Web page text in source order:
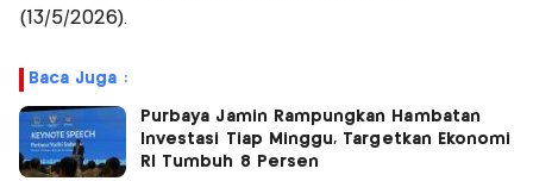
(13/5/2026).
Baca Juga :
Purbaya Jamin Rampungkan Hambatan
Investasi Tiap Minggu, Targetkan Ekonomi
RI Tumbuh 8 Persen